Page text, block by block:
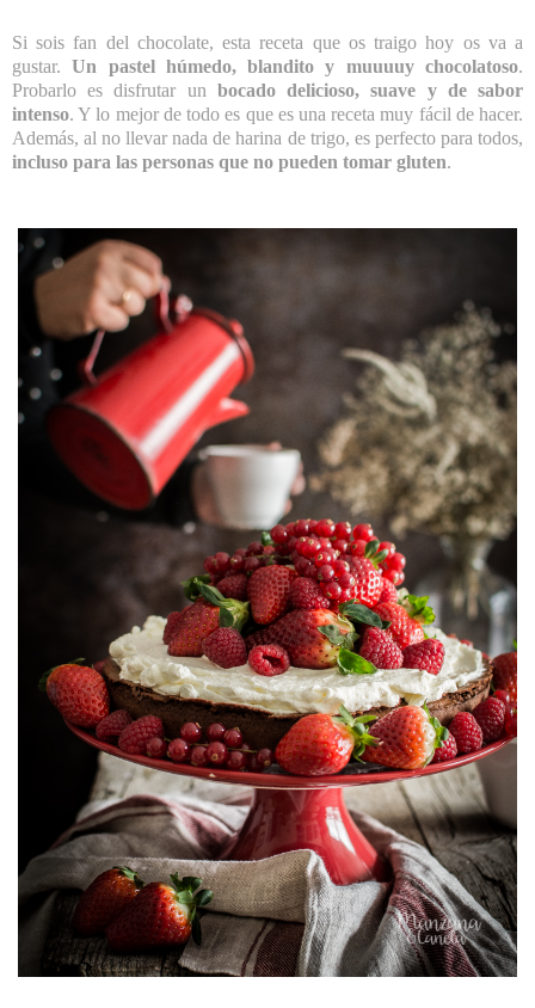
Si sois fan del chocolate, esta receta que os traigo hoy os va a
gustar.Un pastel húmedo, blandito y muuuuy chocolatoso.
Probarlo es disfrutar un bocado delicioso, suave y de sabor
intenso. Y lo mejor de todo es que es una receta muy fácil de hacer.
Además, al no llevar nada de harina de trigo, es perfecto para todos,
incluso para las personas que no pueden tomar gluten.